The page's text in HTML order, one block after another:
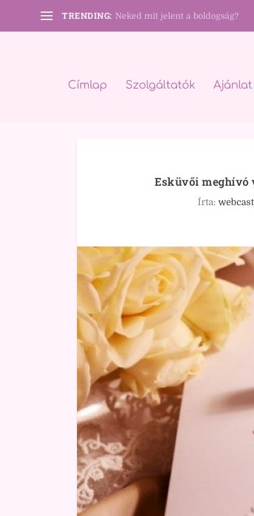
TRENDING: Neked mit jelent a boldogság?
Címlap Szolgáltatók
Esküvői meghívó
Írta:webcast